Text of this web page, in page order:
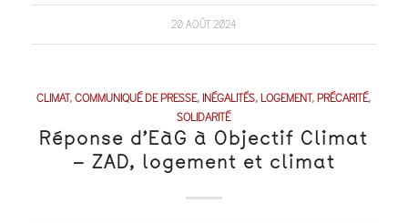
20 AOÛT 2024
CLIMAT,COMMUNIQUÉ DE PRESSE, INÉGALITÉS,LOGEMENT,PRÉCARITÉ,
SOLIDARITÉ
Réponse d’EàG à Objectif Climat
– ZAD, logement et climat